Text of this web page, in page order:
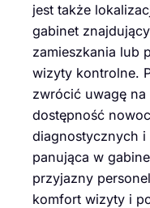
jest także
gabinet
zamieszkania lub
wizyty kontrolne.
zwrócić uwagę
dostępność
diagnostycznych
panująca w
przyjazny
komfort wizyty i